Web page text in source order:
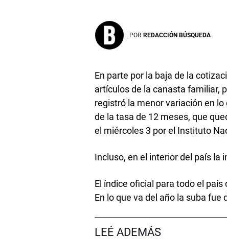
POR REDACCIÓN BÚSQUEDA
En parte por la baja de la
artículos de la canasta familiar,
registró la menor variación en
de la tasa de 12 meses, que
el miércoles 3 por el Instituto
Incluso, en el interior del país la
El índice oficial para todo el
En lo que va del año la suba fue
LEÉ ADEMÁS